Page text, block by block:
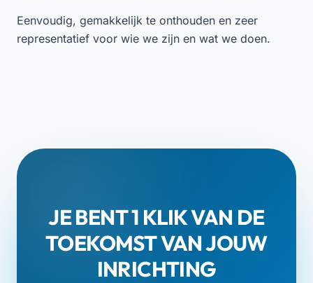
Eenvoudig, gemakkelijk te onthouden en zeer
representatief voor wie we zijn en wat we doen.
JE BENT 1 KLIK VAN DE
TOEKOMST VAN JOUW
INRICHTING